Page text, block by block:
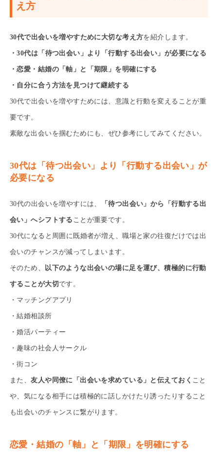
え方
30代で出会いを増やすために大切な考え方を紹介します。
・30代は「待つ出会い」より「行動する出会い」が必要になる
・恋愛・結婚の「軸」と「期限」を明確にする
・自分に合う方法を見つけて継続する
30代で出会いを増やすためには、意識と行動を変えることが重
要です。
素敵な出会いを掴むためにも、ぜひ参考にしてみてください。
30代は「待つ出会い」より「行動する出会い」が
必要になる
30代の出会いを増やすには、 「待つ出会い」から「行動する出
会い」へシフトする ことが重要です。
30代になると周囲に既婚者が増え、職場と家の往復だけでは出
会いのチャンスが減ってしまいます。
そのため、 以下のような出会いの場に足を運び、積極的に行動
することが大切 です。
・マッチングアプリ
・結婚相談所
・婚活パーティー
・趣味の社会人サークル
・街コン
また、友人や同僚に「出会いを求めている」と伝えておく こと
や、気になる相手には積極的に話しかけたり誘ったりすること
も出会いのチャンスに繋がります。
恋愛・結婚の「軸」と「期限」を明確にする